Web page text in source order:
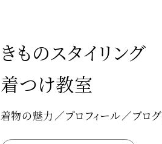
きものスタイリング
着つけ教室
着物の魅力 プロフィール ブログ